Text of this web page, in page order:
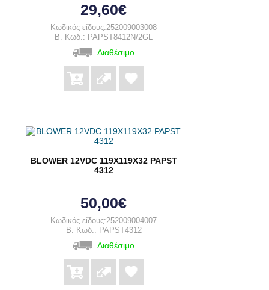
29,60€
Κωδικός είδους:252009003008
B. Κωδ.: PAPST8412N/2GL
Διαθέσιμο
BLOWER 12VDC 119Χ119Χ32 PAPST
4312
50,00€
Κωδικός είδους:252009004007
B. Κωδ.: PAPST4312
Διαθέσιμο